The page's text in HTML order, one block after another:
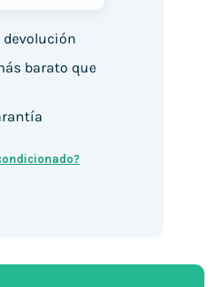
devolución
barato que